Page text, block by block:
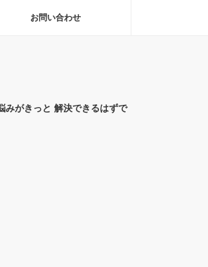
お問い合わせ
みがきっと 解決できるはずで